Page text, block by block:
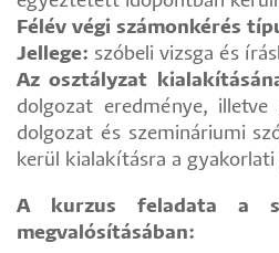
Félév végi számonkérés
Jellege: szóbeli vizsga és
Az osztályzat
dolgozat eredménye,
dolgozat és szemináriumi
kerül kialakításra a gyakorlati
A kurzus feladata a
megvalósításában: